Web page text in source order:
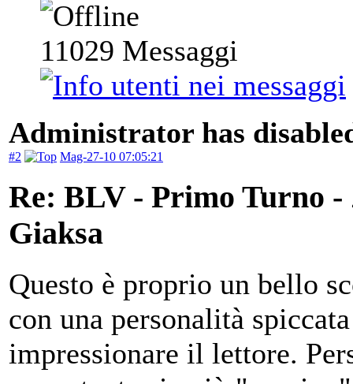
11029 Messaggi
Administrator has
#2 Mag-27-10 07:05:21
Re: BLV - Primo Turno
Giaksa
Questo è proprio un bello
con una personalità
impressionare il lettore.